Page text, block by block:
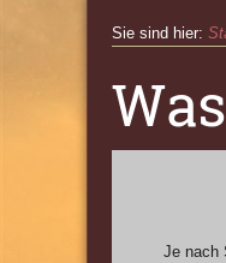
Sie sind hier:
Je nach